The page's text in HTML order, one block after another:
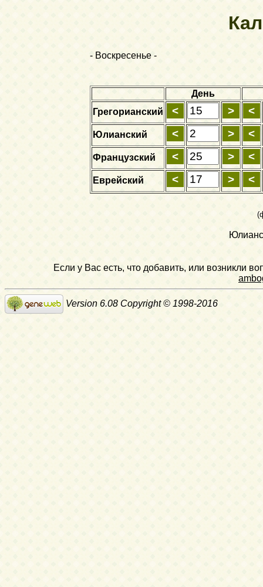
- Воскресенье -
День
Грегорианский
Юлианский
Французский
Еврейский
Если у Вас есть, что добавить, или возникли
Version 6.08 Copyright © 1998-2016